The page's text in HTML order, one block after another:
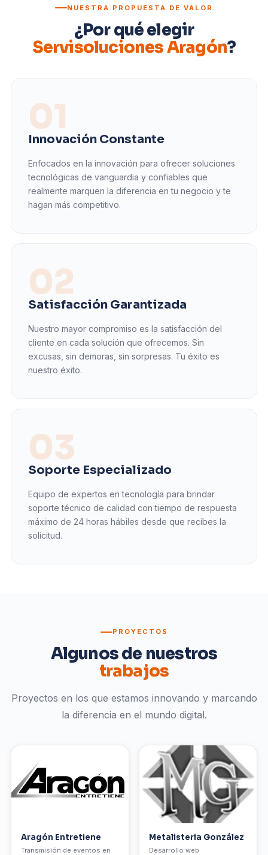
NUESTRA PROPUESTA DE VALOR
¿Por qué elegir
Servisoluciones Aragón?
01
Innovación Constante
Enfocados en la innovación para ofrecer soluciones
tecnológicas de vanguardia y confiables que
realmente marquen la diferencia en tu negocio y te
hagan más competitivo.
02
Satisfacción Garantizada
Nuestro mayor compromiso es la satisfacción del
cliente en cada solución que ofrecemos. Sin
excusas, sin demoras, sin sorpresas. Tu éxito es
nuestro éxito.
03
Soporte Especializado
Equipo de expertos en tecnología para brindar
soporte técnico de calidad con tiempo de respuesta
máximo de 24 horas hábiles desde que recibes la
solicitud.
PROYECTOS
Algunos de nuestros
trabajos
Proyectos en los que estamos innovando y marcando
la diferencia en el mundo digital.
Aragón Entretiene
Transmisión de eventos en
Metalisteria González
Desarrollo web